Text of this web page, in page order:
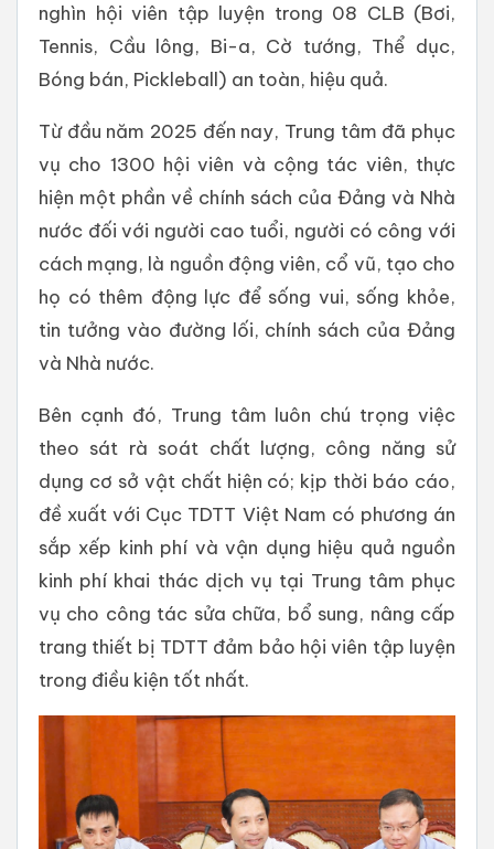
nghìn hội viên tập luyện trong 08 CLB (Bơi,
Tennis, Cầu lông, Bi-a, Cờ tướng, Thể dục,
Bóng bán, Pickleball) an toàn, hiệu quả.
Từ đầu năm 2025 đến nay, Trung tâm đã phục
vụ cho 1300 hội viên và cộng tác viên, thực
hiện một phần về chính sách của Đảng và Nhà
nước đối với người cao tuổi, người có công với
cách mạng, là nguồn động viên, cổ vũ, tạo cho
họ có thêm động lực để sống vui, sống khỏe,
tin tưởng vào đường lối, chính sách của Đảng
và Nhà nước.
Bên cạnh đó, Trung tâm luôn chú trọng việc
theo sát rà soát chất lượng, công năng sử
dụng cơ sở vật chất hiện có; kịp thời báo cáo,
đề xuất với Cục TDTT Việt Nam có phương án
sắp xếp kinh phí và vận dụng hiệu quả nguồn
kinh phí khai thác dịch vụ tại Trung tâm phục
vụ cho công tác sửa chữa, bổ sung, nâng cấp
trang thiết bị TDTT đảm bảo hội viên tập luyện
trong điều kiện tốt nhất.